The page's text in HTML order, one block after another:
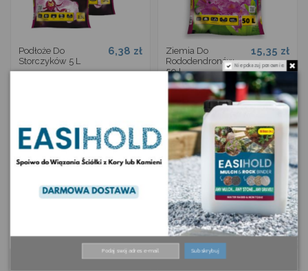
Podłoże Do
Storczyków 5 L
6,38 zł
Ziemia Do
Rododendronów
50 L
15,35 zł
Ziemia do paproci 5L 3,07 zł
Ziemia Do Iglaków
Nie pokazuj ponownie.
Subskrybuj